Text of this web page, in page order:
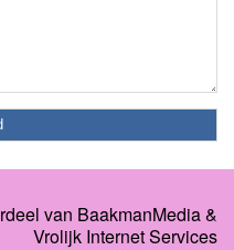
van BaakmanMedia&
Vrolijk Internet Services